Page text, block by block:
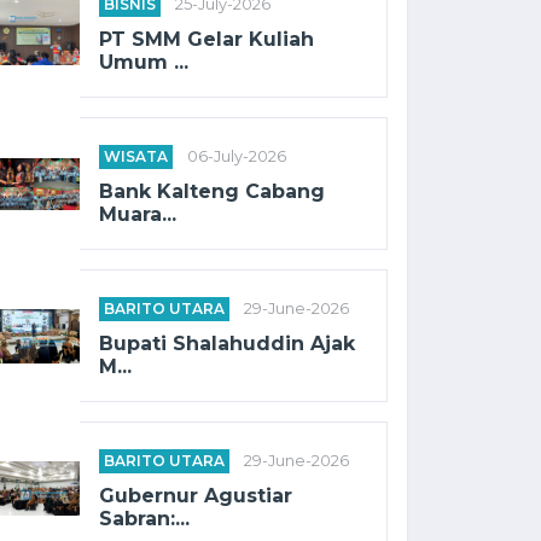
BISNIS 25-July-2026
PT SMM Gelar Kuliah
Umum ...
WISATA 06-July-2026
Bank Kalteng Cabang
Muara...
BARITO UTARA 29-June-2026
Bupati Shalahuddin Ajak
M...
BARITO UTARA 29-June-2026
Gubernur Agustiar
Sabran:...